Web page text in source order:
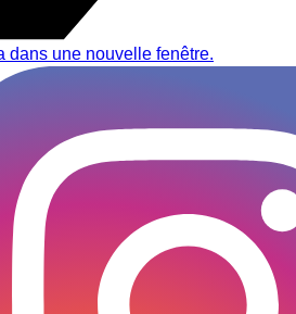
dans une nouvelle fenêtre.